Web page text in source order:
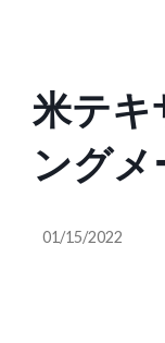
米テキ
ングメ
払用
01/15/2022